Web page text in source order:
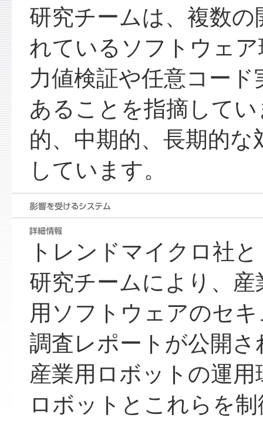
研究チームは、複数
れているソフトウェ
力値検証や任意コー
あることを指摘して
的、中期的、長期的
しています。
トレンドマイクロ社
研究チームにより、
用ソフトウェアのセ
調査レポートが公開さ
産業用ロボットの運
ロボットとこれらを